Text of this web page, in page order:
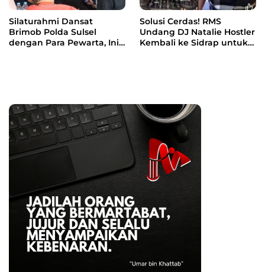
Silaturahmi Dansat
Brimob Polda Sulsel
dengan Para Pewarta, Ini
Solusi Cerdas! RMS
Undang DJ Natalie Hostler
Kembali ke Sidrap untuk